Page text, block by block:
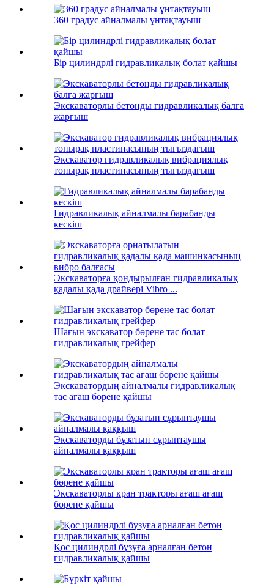
360 градус айналмалы ұнтақтауыш
Бір цилиндрлі гидравликалық болат қайшы
Экскаваторлы бетонды гидравликалық балға
жарғыш
Экскаватор гидравликалық вибрациялық
топырақ пластинасының тығыздағыш
Гидравликалық айналмалы барабанды
кескіш
Экскаваторға қондырылған гидравликалық
қадалы қада драйвері Vibro ...
Шағын экскаватор бөрене тас болат
гидравликалық грейфер
Экскаватордың айналмалы гидравликалық
тас ағаш бөрене қайшы
Экскаваторды бұзатын сұрыптаушы
айналмалы қаққыш
Экскаваторлы кран тракторы ағаш ағаш
бөрене қайшы
Қос цилиндрлі бұзуға арналған бетон
гидравликалық қайшы